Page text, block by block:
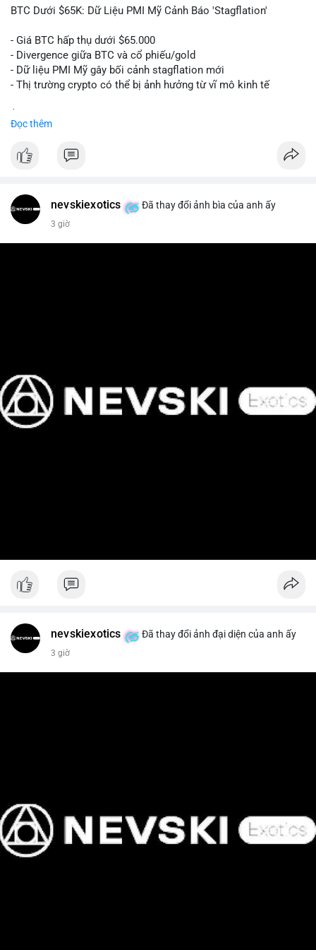
📰 Nguồn: Cointelegraph
BTC Dưới $65K: Dữ Liệu PMI Mỹ Cảnh Báo 'Stagflation'
- Giá BTC hấp thụ dưới $65.000
- Divergence giữa BTC và cổ phiếu/gold
- Dữ liệu PMI Mỹ gây bối cảnh stagflation mới
- Thị trường crypto có thể bị ảnh hưởng từ vĩ mô kinh tế
Đọc thêm
nevskiexotics Đã thay đổi ảnh bìa của anh ấy
3 giờ
nevskiexotics Đã thay đổi ảnh đại diện của anh ấy
3 giờ